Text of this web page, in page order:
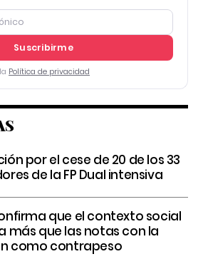
Suscribirme
Política de privacidad
por el cese de 20 de los 33
de la FP Dual intensiva
que el contexto social
más que las notas con la
como contrapeso